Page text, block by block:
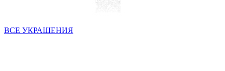
ВСЕ УКРАШЕНИЯ